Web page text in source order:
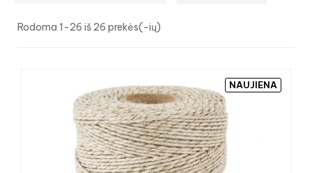
Rodoma 1-26 iš 26 prekės(-ių)
NAUJIENA